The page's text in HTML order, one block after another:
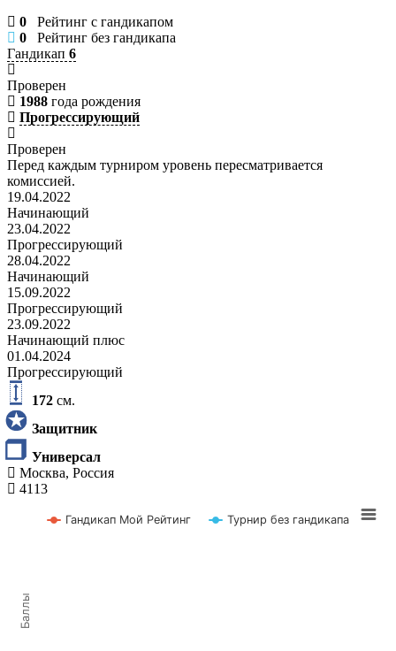
0 Рейтинг с гандикапом
0 Рейтинг без гандикапа
Гандикап 6
Проверен
1988 года рождения
Прогрессирующий
Проверен
Перед каждым турниром уровень пересматривается
комиссией.
19.04.2022
Начинающий
23.04.2022
Прогрессирующий
28.04.2022
Начинающий
15.09.2022
Прогрессирующий
23.09.2022
Начинающий плюс
01.04.2024
Прогрессирующий
172 см.
Защитник
Универсал
Москва, Россия
4113
Баллы
Гандикап Мой Рейтинг Турнир без гандикапа